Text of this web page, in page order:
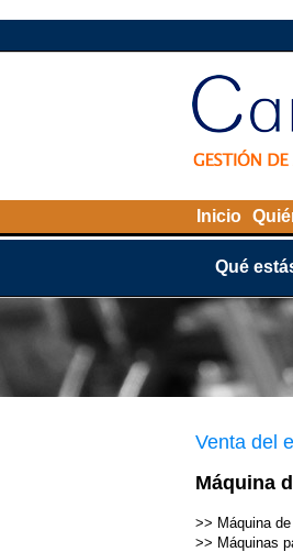
Inicio
Qué
Venta del
Máquina
>> Máquina
>> Máquinas